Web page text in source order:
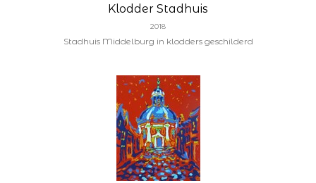
Klodder Stadhuis
2018
Stadhuis Middelburg in klodders geschilderd